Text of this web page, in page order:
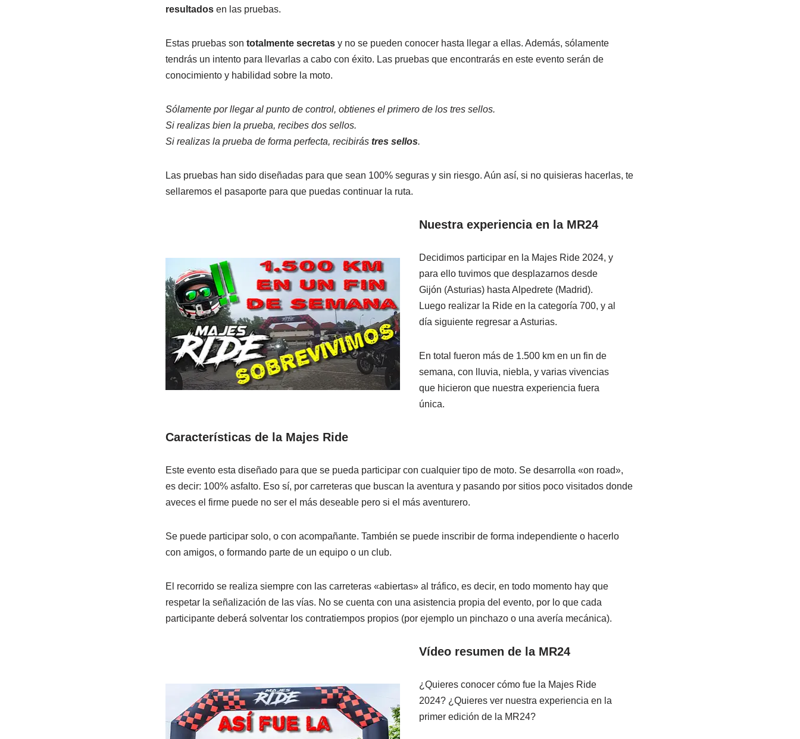
resultadosen las pruebas.
Estas pruebas son totalmente secretasy no se pueden conocer hasta llegar a ellas. Además, sólamente
tendrás un intento para llevarlas a cabo con éxito. Las pruebas que encontrarás en este evento serán de
conocimiento y habilidad sobre la moto.
Sólamente por llegar al punto de control, obtienes el primero de los tres sellos.
Si realizas bien la prueba, recibes dos sellos.
Si realizas la prueba de forma perfecta, recibirás tres sellos.
Las pruebas han sido diseñadas para que sean 100% seguras y sin riesgo. Aún así, si no quisieras hacerlas, te
sellaremos el pasaporte para que puedas continuar la ruta.
Nuestra experiencia en la MR24
Decidimos participar en la Majes Ride 2024, y
para ello tuvimos que desplazarnos desde
Gijón (Asturias) hasta Alpedrete (Madrid).
Luego realizar la Ride en la categoría 700, y al
día siguiente regresar a Asturias.
En total fueron más de 1.500 km en un fin de
semana, con lluvia, niebla, y varias vivencias
que hicieron que nuestra experiencia fuera
única.
Características de la Majes Ride
Este evento esta diseñado para que se pueda participar con cualquier tipo de moto. Se desarrolla «on road»,
es decir: 100% asfalto. Eso sí, por carreteras que buscan la aventura y pasando por sitios poco visitados donde
aveces el firme puede no ser el más deseable pero si el más aventurero.
Se puede participar solo, o con acompañante. También se puede inscribir de forma independiente o hacerlo
con amigos, o formando parte de un equipo o un club.
El recorrido se realiza siempre con las carreteras «abiertas» al tráfico, es decir, en todo momento hay que
respetar la señalización de las vías. No se cuenta con una asistencia propia del evento, por lo que cada
participante deberá solventar los contratiempos propios (por ejemplo un pinchazo o una avería mecánica).
Vídeo resumen de la MR24
¿Quieres conocer cómo fue la Majes Ride
2024? ¿Quieres ver nuestra experiencia en la
primer edición de la MR24?